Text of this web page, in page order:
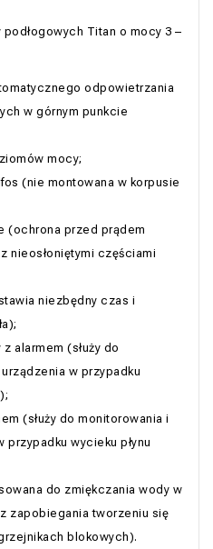
Titan o mocy 3 –
odpowietrzania
w górnym punkcie
mocy;
(nie montowana w korpusie
(ochrona przed prądem
nieosłoniętymi częściami
niezbędny czas i
alarmem (służy do
w przypadku
(służy do monitorowania i
przypadku wycieku płynu
do zmiękczania wody w
zapobiegania tworzeniu się
blokowych).